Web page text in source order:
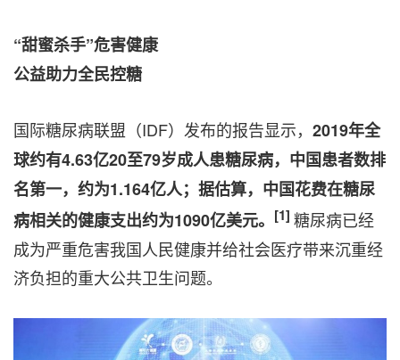
“甜蜜杀手”危害健康
公益助力全民控糖
国际糖尿病联盟（IDF）发布的报告显示， 2019年全
球约有4.63亿20至79岁成人患糖尿病，中国患者数排
名第一，约为1.164亿人；据估算，中国花费在糖尿
病相关的健康支出约为1090亿美元。 [1] 糖尿病已经
成为严重危害我国人民健康并给社会医疗带来沉重经
济负担的重大公共卫生问题。